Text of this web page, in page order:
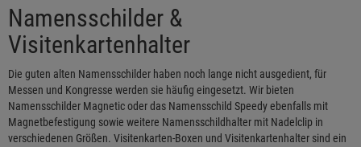
Namensschilder &
Visitenkartenhalter
Die guten alten Namensschilder haben noch lange nicht ausgedient, für
Messen und Kongresse werden sie häufig eingesetzt. Wir bieten
Namensschilder Magnetic oder das Namensschild Speedy ebenfalls mit
Magnetbefestigung sowie weitere Namensschildhalter mit Nadelclip in
verschiedenen Größen. Visitenkarten-Boxen und Visitenkartenhalter sind ein